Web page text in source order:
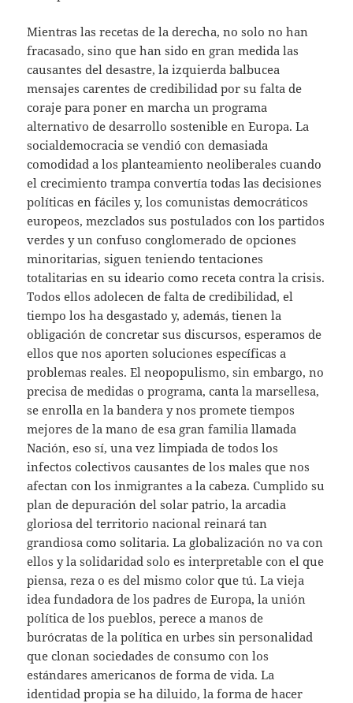
Mientras las recetas de la derecha, no solo no han
fracasado, sino que han sido en gran medida las
causantes del desastre, la izquierda balbucea
mensajes carentes de credibilidad por su falta de
coraje para poner en marcha un programa
alternativo de desarrollo sostenible en Europa. La
socialdemocracia se vendió con demasiada
comodidad a los planteamiento neoliberales cuando
el crecimiento trampa convertía todas las decisiones
políticas en fáciles y, los comunistas democráticos
europeos, mezclados sus postulados con los partidos
verdes y un confuso conglomerado de opciones
minoritarias, siguen teniendo tentaciones
totalitarias en su ideario como receta contra la crisis.
Todos ellos adolecen de falta de credibilidad, el
tiempo los ha desgastado y, además, tienen la
obligación de concretar sus discursos, esperamos de
ellos que nos aporten soluciones específicas a
problemas reales. El neopopulismo, sin embargo, no
precisa de medidas o programa, canta la marsellesa,
se enrolla en la bandera y nos promete tiempos
mejores de la mano de esa gran familia llamada
Nación, eso sí, una vez limpiada de todos los
infectos colectivos causantes de los males que nos
afectan con los inmigrantes a la cabeza. Cumplido su
plan de depuración del solar patrio, la arcadia
gloriosa del territorio nacional reinará tan
grandiosa como solitaria. La globalización no va con
ellos y la solidaridad solo es interpretable con el que
piensa, reza o es del mismo color que tú. La vieja
idea fundadora de los padres de Europa, la unión
política de los pueblos, perece a manos de
burócratas de la política en urbes sin personalidad
que clonan sociedades de consumo con los
estándares americanos de forma de vida. La
identidad propia se ha diluido, la forma de hacer